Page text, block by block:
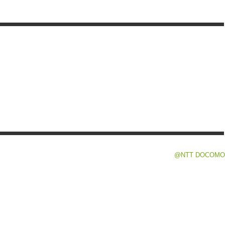
@NTT DOCOMO